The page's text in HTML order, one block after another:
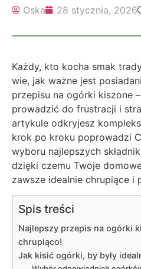
Oska 28 stycznia, 2026
Każdy, kto kocha smak
wie, jak ważne jest
przepisu na ogórki kiszone
prowadzić do frustracji i
artykule odkryjesz
krok po kroku poprowadzi
wyboru najlepszych
dzięki czemu Twoje
zawsze idealnie chrupiące i
Spis treści
Najlepszy przepis na ogórki
chrupiąco!
Jak kisić ogórki, by były